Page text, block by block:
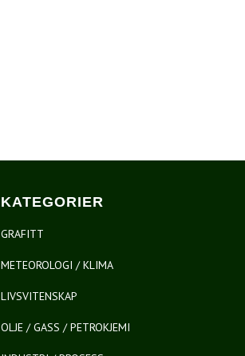
KATEGORIER
GRAFITT
METEOROLOGI / KLIMA
LIVSVITENSKAP
OLJE / GASS / PETROKJEMI